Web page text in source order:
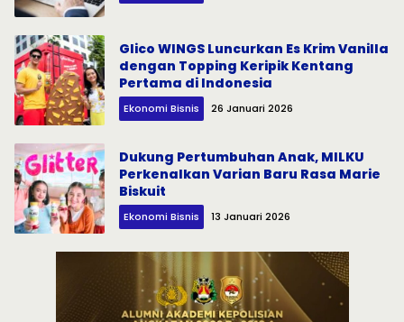
Glico WINGS Luncurkan Es Krim Vanilla
dengan Topping Keripik Kentang
Pertama di Indonesia
Ekonomi Bisnis 26 Januari 2026
Dukung Pertumbuhan Anak, MILKU
Perkenalkan Varian Baru Rasa Marie
Biskuit
Ekonomi Bisnis 13 Januari 2026